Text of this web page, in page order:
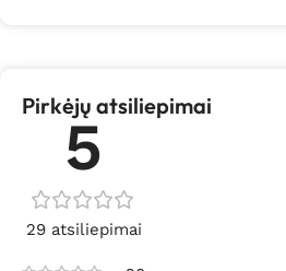
Pirkėjų atsiliepimai
5
29 atsiliepimai